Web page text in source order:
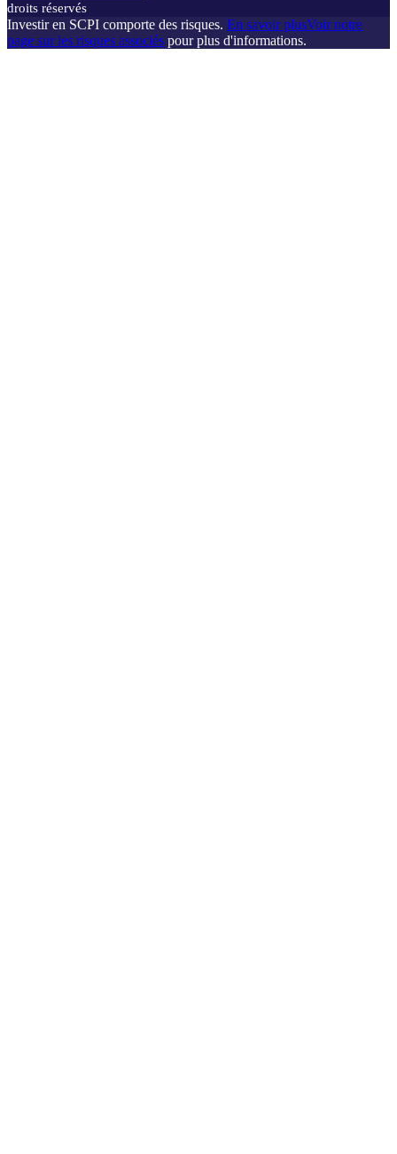
droits réservés
Investir en SCPI comporte des risques. En savoir plusVoir notre
page sur les risques associés pour plus d'informations.